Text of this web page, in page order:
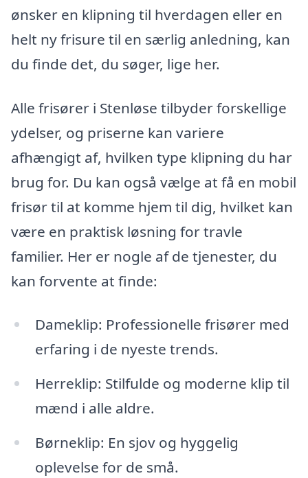
ønsker en klipning til hverdagen eller en
helt ny frisure til en særlig anledning, kan
du finde det, du søger, lige her.
Alle frisører i Stenløse tilbyder forskellige
ydelser, og priserne kan variere
afhængigt af, hvilken type klipning du har
brug for. Du kan også vælge at få en mobil
frisør til at komme hjem til dig, hvilket kan
være en praktisk løsning for travle
familier. Her er nogle af de tjenester, du
kan forvente at finde:
Dameklip: Professionelle frisører med
erfaring i de nyeste trends.
Herreklip: Stilfulde og moderne klip til
mænd i alle aldre.
Børneklip: En sjov og hyggelig
oplevelse for de små.